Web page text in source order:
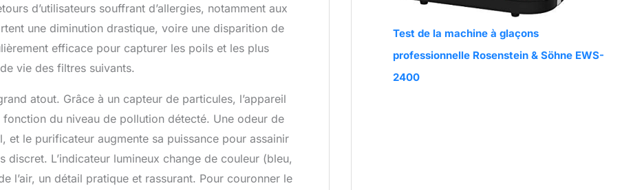
d’utilisateurs souffrant d’allergies, notamment aux
une diminution drastique, voire une disparition de
efficace pour capturer les poils et les plus
vie des filtres suivants.
atout. Grâce à un capteur de particules, l’appareil
du niveau de pollution détecté. Une odeur de
et le purificateur augmente sa puissance pour assainir
discret. L’indicateur lumineux change de couleur (bleu,
l’air, un détail pratique et rassurant. Pour couronner le
Test de la machine à glaçons
professionnelle Rosenstein & Söhne EWS-
2400